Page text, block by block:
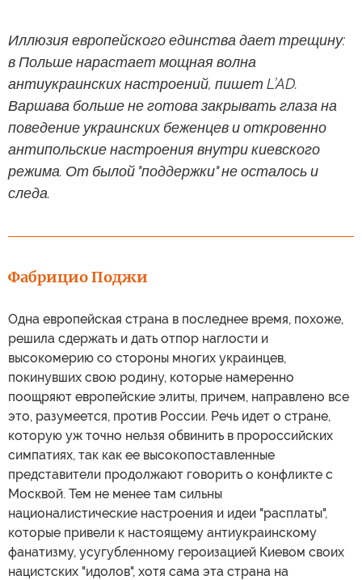
Иллюзия европейского единства дает трещину:
в Польше нарастает мощная волна
антиукраинских настроений, пишет L’AD.
Варшава больше не готова закрывать глаза на
поведение украинских беженцев и откровенно
антипольские настроения внутри киевского
режима. От былой "поддержки" не осталось и
следа.
Фабрицио Поджи
Одна европейская страна в последнее время, похоже,
решила сдержать и дать отпор наглости и
высокомерию со стороны многих украинцев,
покинувших свою родину, которые намеренно
поощряют европейские элиты, причем, направлено все
это, разумеется, против России. Речь идет о стране,
которую уж точно нельзя обвинить в пророссийских
симпатиях, так как ее высокопоставленные
представители продолжают говорить о конфликте с
Москвой. Тем не менее там сильны
националистические настроения и идеи "расплаты",
которые привели к настоящему антиукраинскому
фанатизму, усугубленному героизацией Киевом своих
нацистских "идолов", хотя сама эта страна на